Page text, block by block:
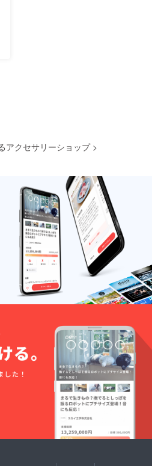
アクセサリーショップ >